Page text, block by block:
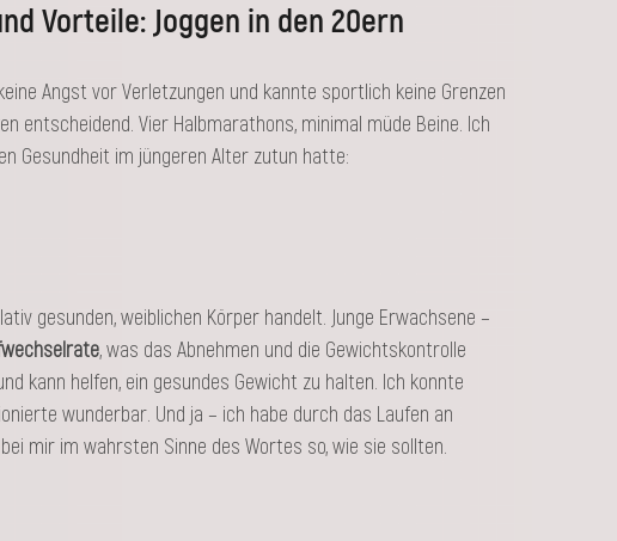
Vorteile: Joggen in den 20ern
Angst vor Verletzungen und kannte sportlich keine Grenzen
entscheidend. Vier Halbmarathons, minimal müde Beine. Ich
Gesundheit im jüngeren Alter zutun hatte:
gesunden, weiblichen Körper handelt. Junge Erwachsene –
, was das Abnehmen und die Gewichtskontrolle
kann helfen, ein gesundes Gewicht zu halten​. Ich konnte
wunderbar. Und ja – ich habe durch das Laufen an
mir im wahrsten Sinne des Wortes so, wie sie sollten.